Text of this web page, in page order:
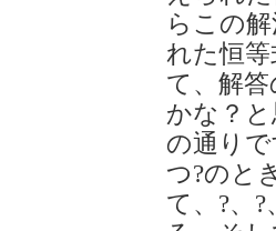
らこの
れた恒
て、解
かな？
の通り
つ?のと
て、?、